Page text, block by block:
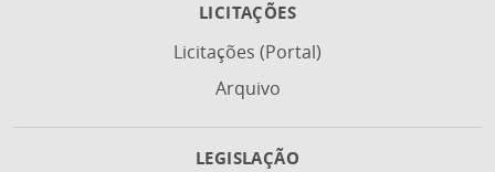
LICITAÇÕES
Licitações (Portal)
Arquivo
LEGISLAÇÃO